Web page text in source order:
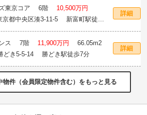
東京コア 6階 10,500万円
詳細
ス 7階 11,900万円 66.05m2
3LDK 東京都中央区勝どき5-5-14 勝どき駅徒歩7分
詳細
物件（会員限定物件含む）をもっと見る